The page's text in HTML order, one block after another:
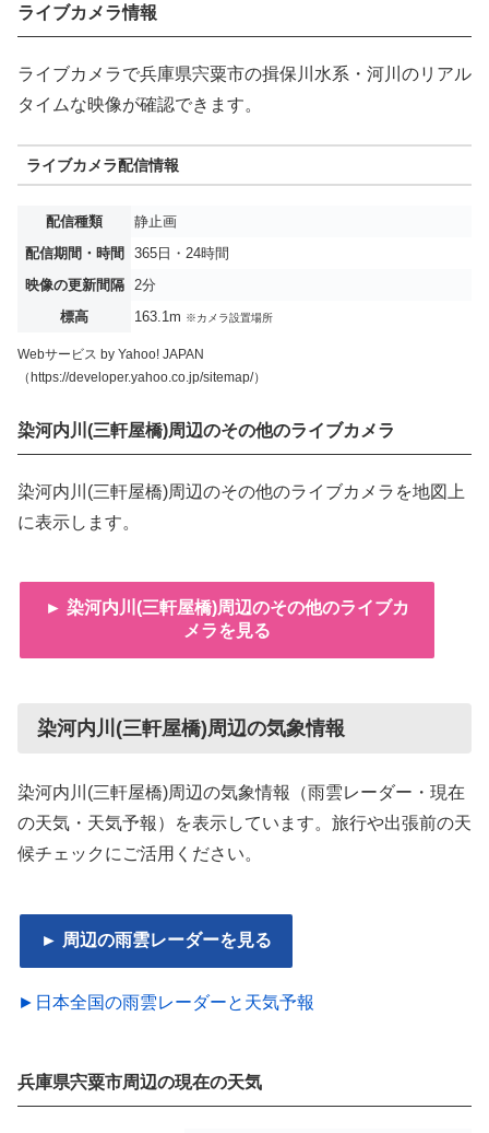
ライブカメラ情報
ライブカメラで兵庫県宍粟市の揖保川水系・河川のリアル
タイムな映像が確認できます。
ライブカメラ配信情報
配信種類
静止画
配信期間・時間
365日・24時間
映像の更新間隔
2分
標高
163.1m ※カメラ設置場所
Webサービス by Yahoo! JAPAN
（https://developer.yahoo.co.jp/sitemap/）
染河内川(三軒屋橋)周辺のその他のライブカメラ
染河内川(三軒屋橋)周辺のその他のライブカメラを地図上
に表示します。
► 染河内川(三軒屋橋)周辺のその他のライブカ
メラを見る
染河内川(三軒屋橋)周辺の気象情報
染河内川(三軒屋橋)周辺の気象情報（雨雲レーダー・現在
の天気・天気予報）を表示しています。旅行や出張前の天
候チェックにご活用ください。
► 周辺の雨雲レーダーを見る
►日本全国の雨雲レーダーと天気予報
兵庫県宍粟市周辺の現在の天気